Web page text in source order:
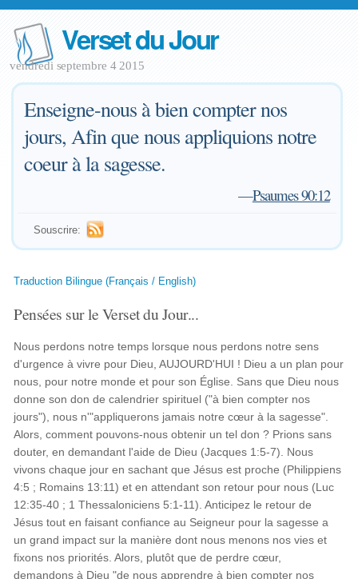
Verset du Jour
vendredi septembre 4 2015
Enseigne-nous à bien compter nos
jours, Afin que nous appliquions notre
coeur à la sagesse.
—Psaumes 90:12
Souscrire:
Traduction Bilingue (Français / English)
Pensées sur le Verset du Jour...
Nous perdons notre temps lorsque nous perdons notre sens
d'urgence à vivre pour Dieu, AUJOURD'HUI ! Dieu a un plan pour
nous, pour notre monde et pour son Église. Sans que Dieu nous
donne son don de calendrier spirituel ("à bien compter nos
jours"), nous n'"appliquerons jamais notre cœur à la sagesse".
Alors, comment pouvons-nous obtenir un tel don ? Prions sans
douter, en demandant l'aide de Dieu (Jacques 1:5-7). Nous
vivons chaque jour en sachant que Jésus est proche (Philippiens
4:5 ; Romains 13:11) et en attendant son retour pour nous (Luc
12:35-40 ; 1 Thessaloniciens 5:1-11). Anticipez le retour de
Jésus tout en faisant confiance au Seigneur pour la sagesse a
un grand impact sur la manière dont nous menons nos vies et
fixons nos priorités. Alors, plutôt que de perdre cœur,
demandons à Dieu "de nous apprendre à bien compter nos